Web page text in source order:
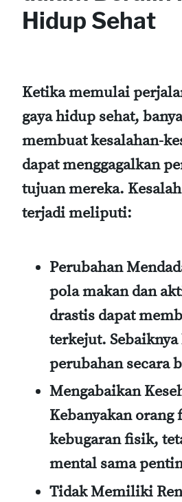
Hidup Sehat
Ketika memulai
gaya hidup sehat,
membuat kesalahan-
dapat menggagalkan
tujuan mereka.
terjadi meliputi:
Perubahan
pola makan dan
drastis dapat
terkejut.
perubahan secara
Mengabaikan
Kebanyakan orang
kebugaran fisik,
mental sama
Tidak Memiliki